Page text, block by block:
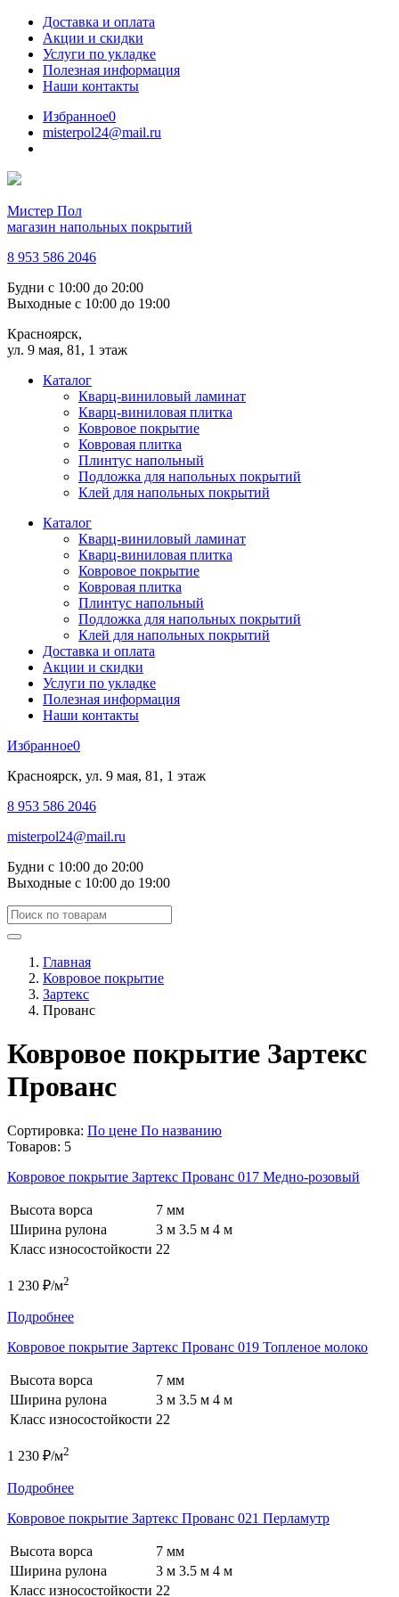
Доставка и оплата
Акции и скидки
Услуги по укладке
Полезная информация
Наши контакты
Избранное0
misterpol24@mail.ru
Мистер Пол
магазин напольных покрытий
8 953 586 2046
Будни с 10:00 до 20:00
Выходные с 10:00 до 19:00
Красноярск,
ул. 9 мая, 81, 1 этаж
Каталог
Кварц-виниловый ламинат
Кварц-виниловая плитка
Ковровое покрытие
Ковровая плитка
Плинтус напольный
Подложка для напольных покрытий
Клей для напольных покрытий
Каталог
Кварц-виниловый ламинат
Кварц-виниловая плитка
Ковровое покрытие
Ковровая плитка
Плинтус напольный
Подложка для напольных покрытий
Клей для напольных покрытий
Доставка и оплата
Акции и скидки
Услуги по укладке
Полезная информация
Наши контакты
Избранное0
Красноярск, ул. 9 мая, 81, 1 этаж
8 953 586 2046
misterpol24@mail.ru
Будни с 10:00 до 20:00
Выходные с 10:00 до 19:00
Главная
Ковровое покрытие
Зартекс
Прованс
Ковровое покрытие Зартекс
Прованс
Сортировка: По цене По названию
Товаров: 5
Ковровое покрытие Зартекс Прованс 017 Медно-розовый
Высота ворса
7 мм
Ширина рулона
3 м 3.5 м 4 м
Класс износостойкости 22
1 230 ₽/м2
Подробнее
Ковровое покрытие Зартекс Прованс 019 Топленое молоко
Высота ворса
7 мм
Ширина рулона
3 м 3.5 м 4 м
Класс износостойкости 22
1 230 ₽/м2
Подробнее
Ковровое покрытие Зартекс Прованс 021 Перламутр
Высота ворса
7 мм
Ширина рулона
3 м 3.5 м 4 м
Класс износостойкости 22